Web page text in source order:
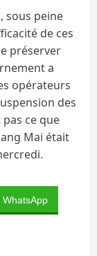
sous peine
de ces
préserver
a
opérateurs
des
ce que
Mai était
WhatsApp